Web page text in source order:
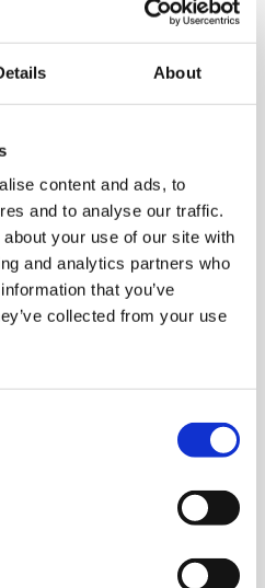
About
content and ads, to
and to analyse our traffic.
your use of our site with
and analytics partners who
that you’ve
collected from your use
ja
rakenne
automaattisesti säätyvä